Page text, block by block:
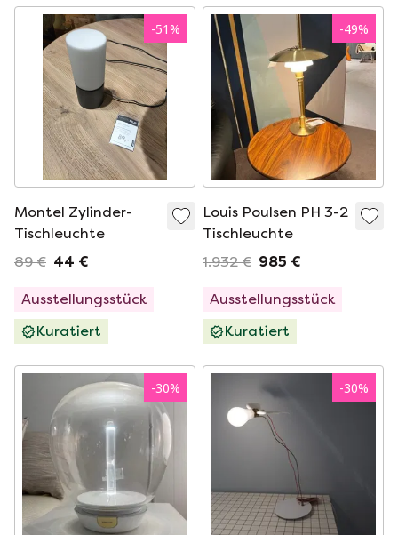
-51%
Montel Zylinder-
Tischleuchte
89 € 44 €
Ausstellungsstück
Kuratiert
-49%
Louis Poulsen PH 3-2
Tischleuchte
1.932 € 985 €
Ausstellungsstück
Kuratiert
-30% -30%